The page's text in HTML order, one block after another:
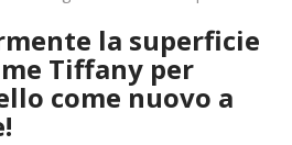
la superficie
Tiffany per
come nuovo a